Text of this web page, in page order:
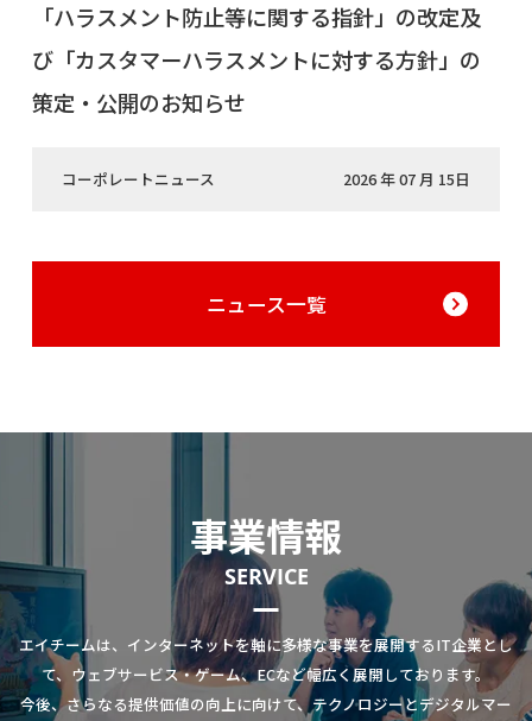
「ハラスメント防止等に関する指針」の改定及
び「カスタマーハラスメントに対する方針」の
策定・公開のお知らせ
コーポレートニュース 2026 年 07 月 15日
ニュース一覧
事業情報
SERVICE
エイチームは、インターネットを軸に多様な事業を展開するIT企業とし
て、ウェブサービス・ゲーム、ECなど幅広く展開しております。
今後、さらなる提供価値の向上に向けて、テクノロジーとデジタルマー